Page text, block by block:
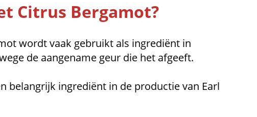
Citrus Bergamot?
wordt vaak gebruikt als ingrediënt in
de aangename geur die het afgeeft.
belangrijk ingrediënt in de productie van Earl